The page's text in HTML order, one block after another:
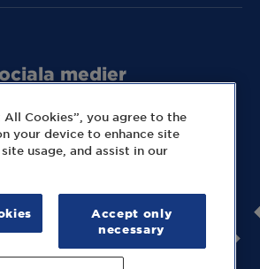
medier
AB
Cookies”, you agree to the
your device to enhance site
usage, and assist in our
Accept only
necessary